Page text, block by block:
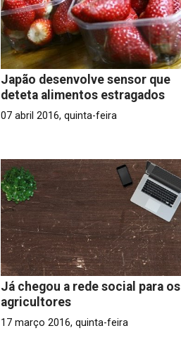
Japão desenvolve sensor que
deteta alimentos estragados
07 abril 2016, quinta-feira
Já chegou a rede social para os
agricultores
17 março 2016, quinta-feira